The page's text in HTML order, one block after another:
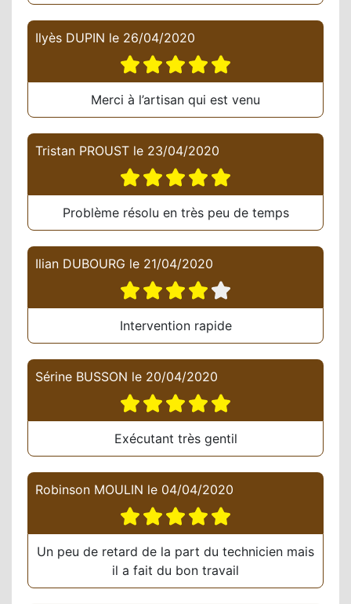
Ilyès DUPIN le 26/04/2020
Merci à l’artisan qui est venu
Tristan PROUST le 23/04/2020
Problème résolu en très peu de temps
Ilian DUBOURG le 21/04/2020
Intervention rapide
Sérine BUSSON le 20/04/2020
Exécutant très gentil
Robinson MOULIN le 04/04/2020
Un peu de retard de la part du technicien mais
il a fait du bon travail